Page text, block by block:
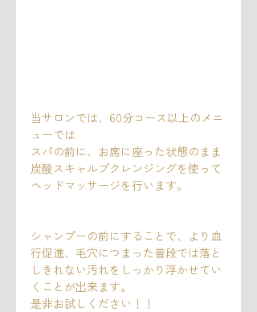
当サロンでは、60分コース以上のメニ
ューでは
スパの前に、お席に座った状態のまま
炭酸スキャルプクレンジングを使って
ヘッドマッサージを行います。
シャンプーの前にすることで、より血
行促進、毛穴につまった普段では落と
しきれない汚れをしっかり浮かせてい
くことが出来ます。
是非お試しください！！